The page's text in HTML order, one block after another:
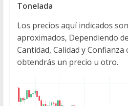
Tonelada
Los precios aquí indicados
aproximados, Dependiendo
Cantidad, Calidad y Confianza
obtendrás un precio u otro.